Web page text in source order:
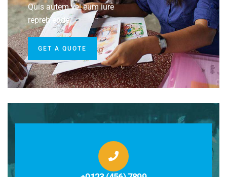
Quis autem vel eum iure
repreh ende
GET A QUOTE